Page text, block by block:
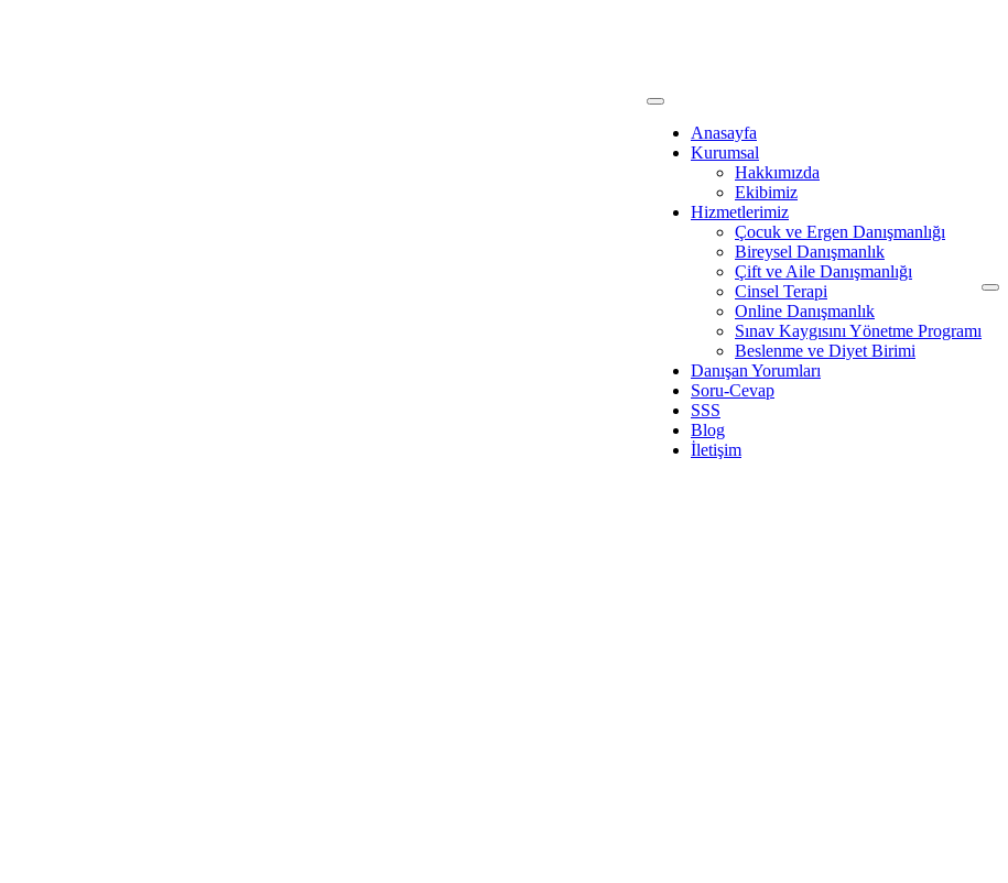
Anasayfa
Kurumsal
Hakkımızda
Ekibimiz
Hizmetlerimiz
Çocuk ve Ergen Danışmanlığı
Bireysel Danışmanlık
Çift ve Aile Danışmanlığı
Cinsel Terapi
Online Danışmanlık
Sınav Kaygısını Yönetme Programı
Beslenme ve Diyet Birimi
Danışan Yorumları
Soru-Cevap
SSS
Blog
İletişim